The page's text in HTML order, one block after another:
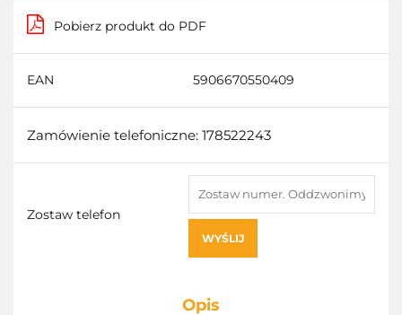
Pobierz produkt do PDF
EAN 5906670550409
Zamówienie telefoniczne: 178522243
Zostaw telefon
WYŚLIJ
Opis